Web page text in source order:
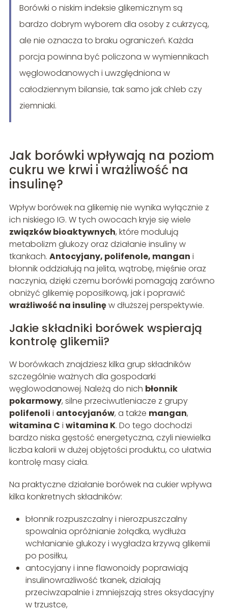
Borówki o niskim indeksie glikemicznym są
bardzo dobrym wyborem dla osoby z cukrzycą,
ale nie oznacza to braku ograniczeń. Każda
porcja powinna być policzona w wymiennikach
węglowodanowych i uwzględniona w
całodziennym bilansie, tak samo jak chleb czy
ziemniaki.
Jak borówki wpływają na poziom
cukru we krwi i wrażliwość na
insulinę?
Wpływ borówek na glikemię nie wynika wyłącznie z
ich niskiego IG. W tych owocach kryje się wiele
związków bioaktywnych, które modulują
metabolizm glukozy oraz działanie insuliny w
tkankach. Antocyjany, polifenole, mangan i
błonnik oddziałują na jelita, wątrobę, mięśnie oraz
naczynia, dzięki czemu borówki pomagają zarówno
obniżyć glikemię poposiłkową, jak i poprawić
wrażliwość na insulinęw dłuższej perspektywie.
Jakie składniki borówek wspierają
kontrolę glikemii?
W borówkach znajdziesz kilka grup składników
szczególnie ważnych dla gospodarki
węglowodanowej. Należą do nich błonnik
pokarmowy, silne przeciwutleniacze z grupy
polifenoli i antocyjanów, a także mangan,
witamina C i witamina K. Do tego dochodzi
bardzo niska gęstość energetyczna, czyli niewielka
liczba kalorii w dużej objętości produktu, co ułatwia
kontrolę masy ciała.
Na praktyczne działanie borówek na cukier wpływa
kilka konkretnych składników:
błonnik rozpuszczalny i nierozpuszczalny
spowalnia opróżnianie żołądka, wydłuża
wchłanianie glukozy i wygładza krzywą glikemii
po posiłku,
antocyjany i inne flawonoidy poprawiają
insulinowrażliwość tkanek, działają
przeciwzapalnie i zmniejszają stres oksydacyjny
w trzustce,